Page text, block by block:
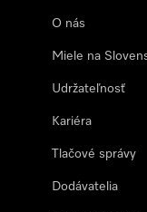
O nás
Miele na
Udržateľnosť
Kariéra
Tlačové správy
Dodávatelia